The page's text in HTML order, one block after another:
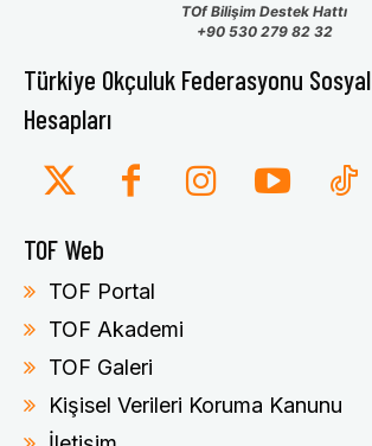
TOf Bilişim Destek Hattı
+90 530 279 82 32
Türkiye Okçuluk Federasyonu
Hesapları
TOF Web
TOF Portal
TOF Akademi
TOF Galeri
Kişisel Verileri Koruma Kanunu